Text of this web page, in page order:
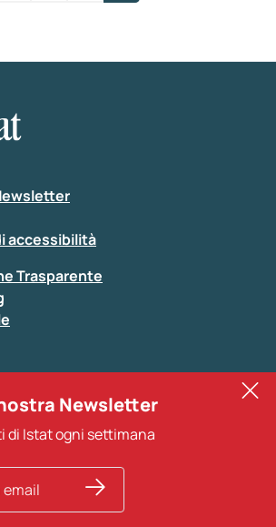
accessibilità
Trasparente
Newsletter
di Istat ogni settimana